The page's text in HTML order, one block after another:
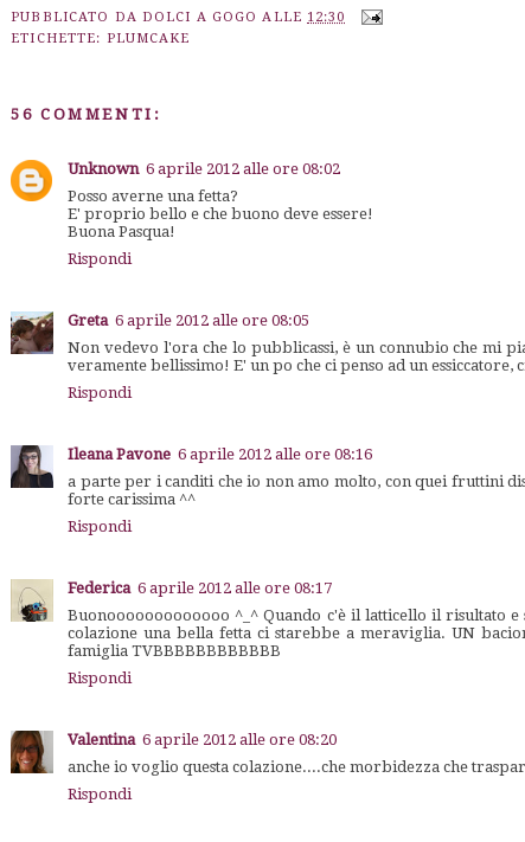
PUBBLICATO DA DOLCI A GOGO ALLE 12:30
ETICHETTE: PLUMCAKE
56 COMMENTI:
Unknown 6 aprile 2012 alle ore 08:02
Posso averne una fetta?
E' proprio bello e che buono deve essere!
Buona Pasqua!
Rispondi
Greta 6 aprile 2012 alle ore 08:05
Non vedevo l'ora che lo pubblicassi, è un connubio che mi
veramente bellissimo! E' un po che ci penso ad un
Rispondi
Ileana Pavone 6 aprile 2012 alle ore 08:16
a parte per i canditi che io non amo molto, con quei fruttini
forte carissima ^^
Rispondi
Federica 6 aprile 2012 alle ore 08:17
Buonooooooooooooo ^_^ Quando c'è il latticello il risultato e
colazione una bella fetta ci starebbe a meraviglia. UN
famiglia TVBBBBBBBBBBBB
Rispondi
Valentina 6 aprile 2012 alle ore 08:20
anche io voglio questa colazione....che morbidezza che
Rispondi